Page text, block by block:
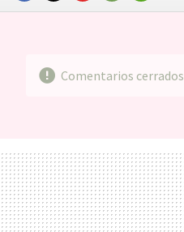
FACEBOOKTWITTERFLIPBOARD
E-
WHATSAPP
Comentarios cerrados